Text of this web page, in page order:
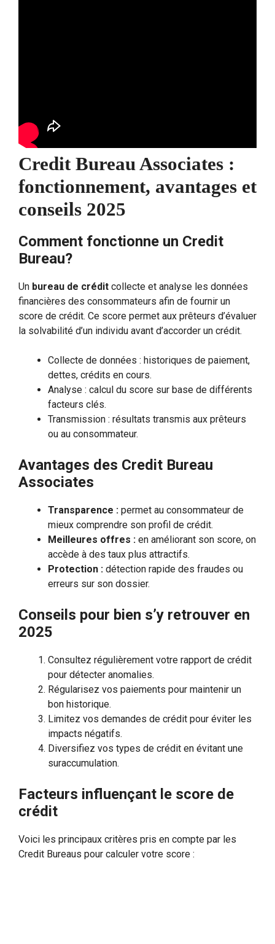
Credit Bureau Associates :
fonctionnement, avantages et
conseils 2025
Comment fonctionne un Credit
Bureau?
Un bureau de crédit collecte et analyse les données
financières des consommateurs afin de fournir un
score de crédit. Ce score permet aux prêteurs d’évaluer
la solvabilité d’un individu avant d’accorder un crédit.
Collecte de données : historiques de paiement,
dettes, crédits en cours.
Analyse : calcul du score sur base de différents
facteurs clés.
Transmission : résultats transmis aux prêteurs
ou au consommateur.
Avantages des Credit Bureau
Associates
Transparence : permet au consommateur de
mieux comprendre son profil de crédit.
Meilleures offres : en améliorant son score, on
accède à des taux plus attractifs.
Protection : détection rapide des fraudes ou
erreurs sur son dossier.
Conseils pour bien s’y retrouver en
2025
Consultez régulièrement votre rapport de crédit
pour détecter anomalies.
Régularisez vos paiements pour maintenir un
bon historique.
Limitez vos demandes de crédit pour éviter les
impacts négatifs.
Diversifiez vos types de crédit en évitant une
suraccumulation.
Facteurs influençant le score de
crédit
Voici les principaux critères pris en compte par les
Credit Bureaus pour calculer votre score :